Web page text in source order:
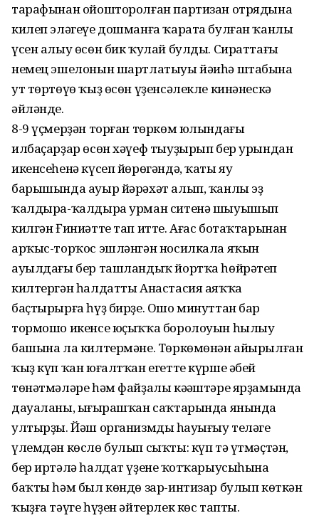
тарафынан ойошторолған партизан отрядына
килеп эләгеүе дошманға ҡарата булған ҡанлы
үсен алыу өсөн бик ҡулай булды. Сираттағы
немец эшелонын шартлатыуы йәиһә штабына
ут төртөүө ҡыҙ өсөн үҙенсәлекле кинәнескә
әйләнде.
8-9 үҫмерҙән торған төркөм юлындағы
илбаҫарҙар өсөн хәүеф тыуҙырып бер урындан
икенсеһенә күсеп йөрөгәндә, ҡаты яу
барышында ауыр йәрәхәт алып, ҡанлы эҙ
ҡалдыра-ҡалдыра урман ситенә шыуышып
килгән Ғиниәтте тап итте. Ағас ботаҡтарынан
арҡыс-торҡос эшләнгән носилкала яҡын
ауылдағы бер ташландыҡ йортҡа һөйрәтеп
килтергән һалдатты Анастасия аяҡҡа
баҫтырырға һүҙ бирҙе. Ошо минуттан бар
тормошо икенсе юҫыҡҡа боролоуын һылыу
башына ла килтермәне. Төркөмөнән айырылған
ҡыҙ күп ҡан юғалтҡан егетте күрше әбей
төнәтмәләре һәм файҙалы кәңәштәре ярҙамында
дауаланы, ыңғырашҡан саҡтарында янында
ултырҙы. Йәш организмдың һауығыу теләге
үлемдән көслө булып сыҡты: күп тә үтмәҫтән,
бер иртәлә һалдат үҙенең ҡотҡарыусыһына
баҡты һәм был көндө зар-интизар булып көткән
ҡыҙға тәүге һүҙен әйтерлек көс тапты.